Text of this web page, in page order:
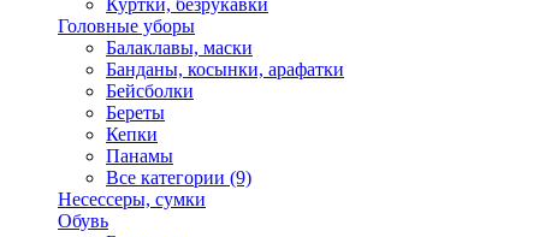
Куртки, безрукавки
Головные уборы
Балаклавы, маски
Банданы, косынки, арафатки
Бейсболки
Береты
Кепки
Панамы
Все категории (9)
Несессеры, сумки
Обувь